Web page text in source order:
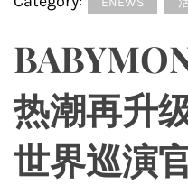
热潮再升
世界巡演